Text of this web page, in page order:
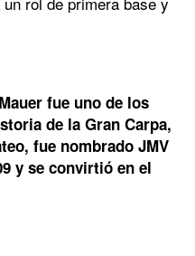
fue uno de los
de la Gran Carpa,
fue nombrado JMV
y se convirtió en el